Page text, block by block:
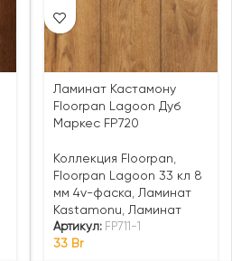
Ламинат Кастамону
Floorpan Lagoon Дуб
Маркес FP720
Коллекция Floorpan
Floorpan Lagoon 33 кл 8
мм 4v-фаска
Ламинат
Kastamonu
Ламинат
Артикул: FP711-1
33 Br